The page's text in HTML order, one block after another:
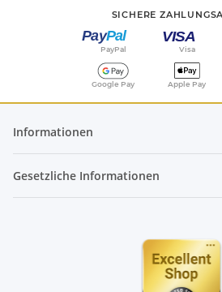
SICHERE
PayPal Visa
Google Pay Apple Pay
Informationen
Gesetzliche Informationen